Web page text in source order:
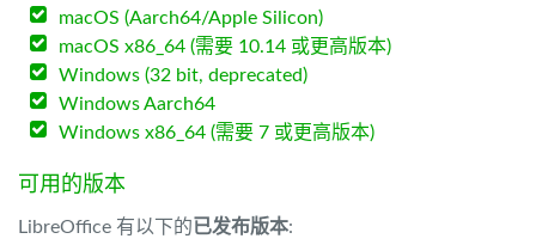
macOS (Aarch64/Apple Silicon)
macOS x86_64 (需要 10.14 或更高版本)
Windows (32 bit, deprecated)
Windows Aarch64
Windows x86_64 (需要 7 或更高版本)
可用的版本
LibreOffice 有以下的已发布版本: